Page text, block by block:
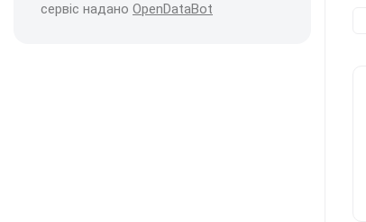
сервіс надано OpenDataBot